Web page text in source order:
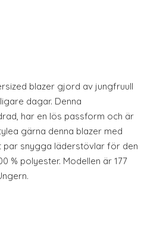
blazer gjord av jungfruull
dagar. Denna
har en lös passform och är
gärna denna blazer med
par snygga läderstövlar för den
% polyester. Modellen är 177